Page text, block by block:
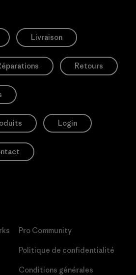
Livraison
Retours
Login
Pro Community
Politique de confidentialité
Conditions générales